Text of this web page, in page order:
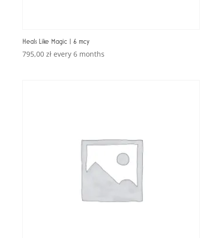
Heals Like Magic | 6 mcy
795,00 zł every 6 months